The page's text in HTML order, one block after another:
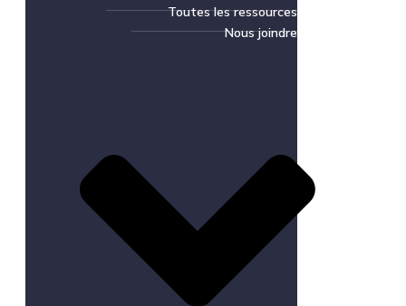
Toutes les ressources
Nous joindre